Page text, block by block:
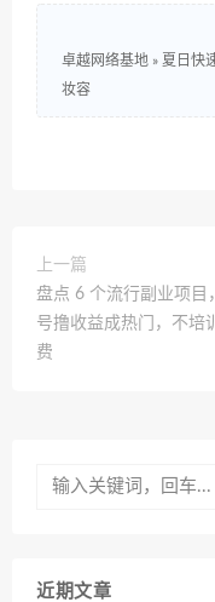
卓越网络基地 » 夏日快
妆容
上一篇
盘点 6 个流行副业项目
号撸收益成热门，不培
费
近期文章